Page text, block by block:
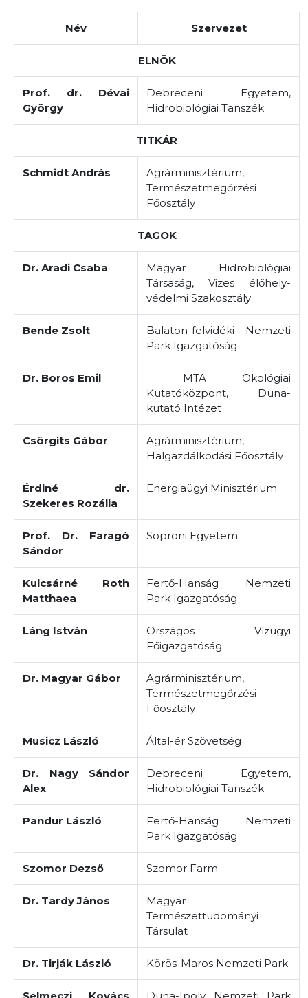
Név Szervezet
ELNÖK
Prof. dr. Dévai
György
Debreceni Egyetem,
Hidrobiológiai Tanszék
TITKÁR
Schmidt András
Agrárminisztérium,
Természetmegőrzési
Főosztály
TAGOK
Dr. Aradi Csaba
Magyar Hidrobiológiai
Társaság, Vizes élőhely-
védelmi Szakosztály
Bende Zsolt
Balaton-felvidéki Nemzeti
Park Igazgatóság
Dr. Boros Emil
MTA Ökológiai
Kutatóközpont, Duna-
kutató Intézet
Csörgits Gábor
Agrárminisztérium,
Halgazdálkodási Főosztály
Érdiné dr.
Szekeres Rozália
Energiaügyi Minisztérium
Prof. Dr. Faragó
Sándor
Soproni Egyetem
Kulcsárné Roth
Matthaea
Fertő-Hanság Nemzeti
Park Igazgatóság
Láng István
Országos Vízügyi
Főigazgatóság
Dr. Magyar Gábor
Agrárminisztérium,
Természetmegőrzési
Főosztály
Musicz László Által-ér Szövetség
Dr. Nagy Sándor
Alex
Debreceni Egyetem,
Hidrobiológiai Tanszék
Pandur László
Fertő-Hanság Nemzeti
Park Igazgatóság
Szomor Dezső Szomor Farm
Dr. Tardy János
Magyar
Természettudományi
Társulat
Dr. Tirják László Körös-Maros Nemzeti Park